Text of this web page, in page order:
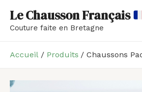
Le Chausson Français
Couture faite en Bretagne
Accueil Produits Chaussons
quantité